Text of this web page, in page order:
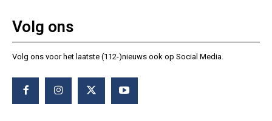
Volg ons
Volg ons voor het laatste (112-)nieuws ook op Social Media.